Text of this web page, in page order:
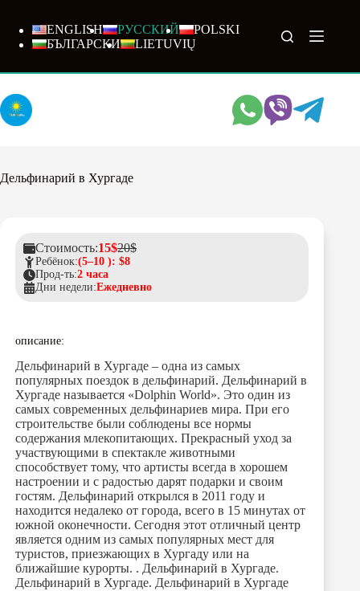
сути
ENGLISH РУССКИЙ
POLSKI
БЪЛГАРСКИ
LIETUVIŲ
Дельфинарий в Хургаде
Стоимость:15$20$
Ребёнок:(5–10 ): $8
Прод-ть:2 часа
Дни недели:Ежедневно
описание:
Дельфинарий в Хургаде – одна из самых
популярных поездок в дельфинарий. Дельфинарий в
Хургаде называется «Dolphin World». Это один из
самых современных дельфинариев мира. При его
строительстве были соблюдены все нормы
содержания млекопитающих. Прекрасный уход за
участвующими в спектакле животными
способствует тому, что артисты всегда в хорошем
настроении и с радостью дарят подарки и своим
гостям. Дельфинарий открылся в 2011 году и
находится недалеко от города, всего в 15 минутах от
южной оконечности. Сегодня этот отличный центр
является одним из самых популярных мест для
туристов, приезжающих в Хургаду или на
ближайшие курорты. . Дельфинарий в Хургаде.
Дельфинарий в Хургаде. Дельфинарий в Хургаде